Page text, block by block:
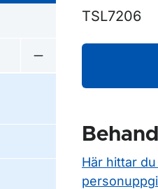
TSL7206
Här hittar